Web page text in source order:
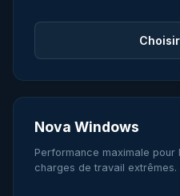
Nova Windows
Performance maximale pour
charges de travail extrêmes.